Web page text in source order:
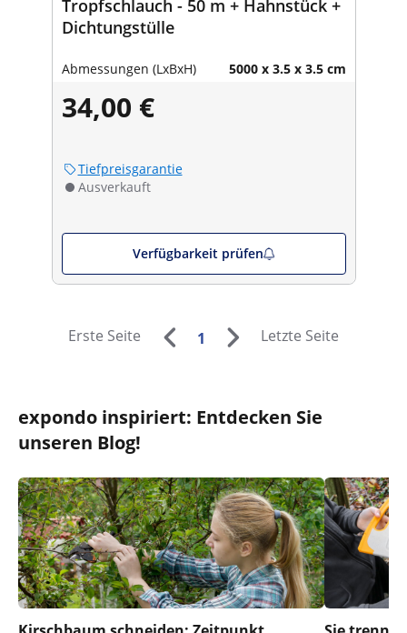
Tropfschlauch - 50 m + Hahnstück +
Dichtungstülle
Abmessungen (LxBxH) 5000 x 3.5 x 3.5 cm
34,00 €
Tiefpreisgarantie
Ausverkauft
Verfügbarkeit prüfen
Erste Seite 1 Letzte Seite
expondo inspiriert: Entdecken Sie
unseren Blog!